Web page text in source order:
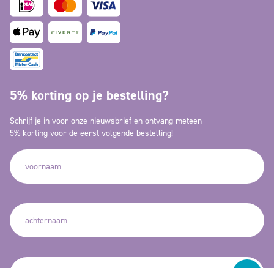
5% korting op je bestelling?
Schrijf je in voor onze nieuwsbrief en ontvang meteen
5% korting voor de eerst volgende bestelling!